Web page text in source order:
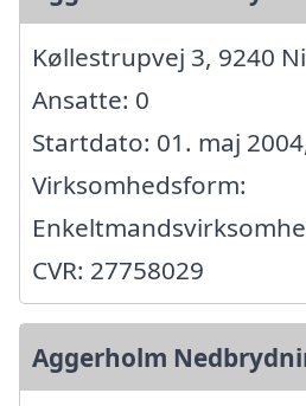
Køllestrupvej 3, 9240
Ansatte: 0
Startdato: 01. maj
Virksomhedsform:
CVR: 27758029
Aggerholm